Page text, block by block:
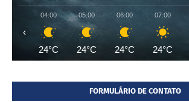
04:00
24°C
05:00
24°C
06:00
24°C
07:00
24°C
‹
FORMULÁRIO DE CONTATO